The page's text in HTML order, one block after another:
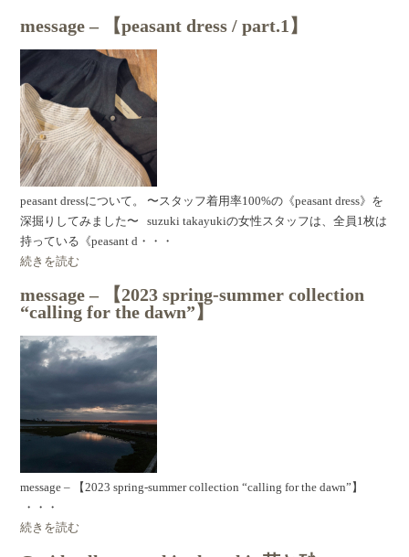
message – 【peasant dress / part.1】
peasant dressについて。 〜スタッフ着用率100%の《peasant dress》を
深掘りしてみました〜 suzuki takayukiの女性スタッフは、全員1枚は
持っている《peasant d・・・
続きを読む
message – 【2023 spring-summer collection
“calling for the dawn”】
message – 【2023 spring-summer collection “calling for the dawn”】
・・・
続きを読む